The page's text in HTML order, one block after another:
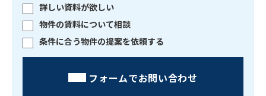
詳しい資料が欲しい
物件の賃料について相談
条件に合う物件の提案を依頼する
フォームでお問い合わせ